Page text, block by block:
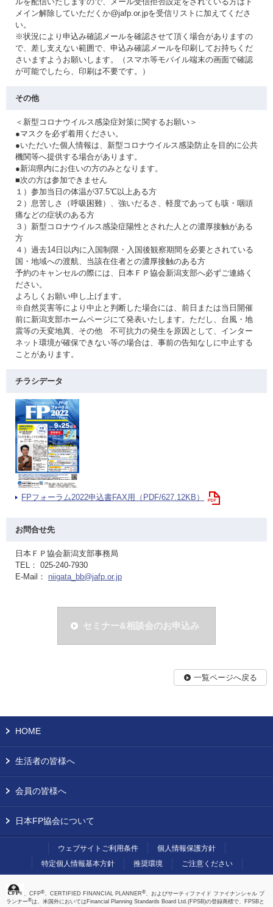
メイン解除していただくか@jafp.or.jpを受信リストに加えてくださ
い。
※状況により申込み確認メールを確認させて頂く場合がありますの
で、差し支えない範囲で、申込み確認メールを印刷してお持ちくだ
さいますようお願いします。（スマホ等モバイル端末の画面で確認
が可能でしたら、印刷は不要です。）
その他
＜新型コロナウイルス感染症対策に関するお願い＞
●マスクを必ず着用ください。
●いただいた個人情報は、新型コロナウイルス感染防止を目的に公共
機関等へ提供する場合があります。
●新潟県内にお住いの方のみとなります。
■次の方は参加できません
１）参加当日の体温が37.5℃以上ある方
２）息苦しさ（呼吸困難）、強いだるさ、軽度であっても咳・咽頭
痛などの症状のある方
３）新型コロナウイルス感染症陽性とされた人との濃厚接触がある
方
４）過去14日以内に入国制限・入国後観察期間を必要とされている
国・地域への渡航、当該在住者との濃厚接触のある方
予約のキャンセルの際には、日本ＦＰ協会新潟支部へ必ずご連絡く
ださい。
よろしくお願い申し上げます。
※自然災害等により中止と判断した場合には、前日または当日開催
前に新潟支部ホームページにて発表いたします。ただし、台風・地
震等の天変地異、その他 不可抗力の発生を原因として、インター
ネット環境が確保できない等の場合は、事前の告知なしに中止する
ことがあります。
チラシデータ
FPフォーラム2022申込書FAX用（PDF/627.12KB）
お問合せ先
日本ＦＰ協会新潟支部事務局
TEL： 025-240-7930
E-Mail： niigata_bb@jafp.or.jp
セミナー&相談会のお申込み
一覧ページへ戻る
HOME
生活者の皆様へ
会員の皆様へ
日本FP協会について
ウェブサイトご利用条件
個人情報保護方針
特定個人情報基本方針
推奨環境 ご注意ください
、CFP®、CERTIFIED FINANCIAL PLANNER®、およびサーティファイド ファイナンシャル プ
ランナー®は、米国外においてはFinancial Planning Standards Board Ltd.(FPSB)の登録商標で、FPSBと